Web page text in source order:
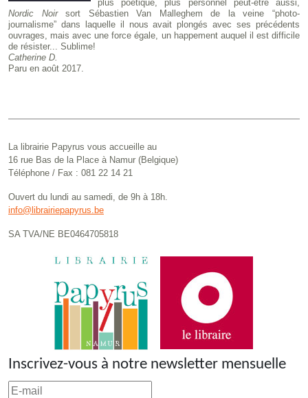
plus poétique, plus personnel peut-être aussi,
Nordic Noirsort Sébastien Van Malleghem de la veine “photo-
journalisme” dans laquelle il nous avait plongés avec ses précédents
ouvrages, mais avec une force égale, un happement auquel il est difficile
de résister... Sublime!
Catherine D.
Paru en août 2017.
La librairie Papyrus vous accueille au
16 rue Bas de la Place à Namur (Belgique)
Téléphone / Fax : 081 22 14 21
Ouvert du lundi au samedi, de 9h à 18h.
info@librairiepapyrus.be
SA TVA/NE BE0464705818
Inscrivez-vous à notre newsletter mensuelle